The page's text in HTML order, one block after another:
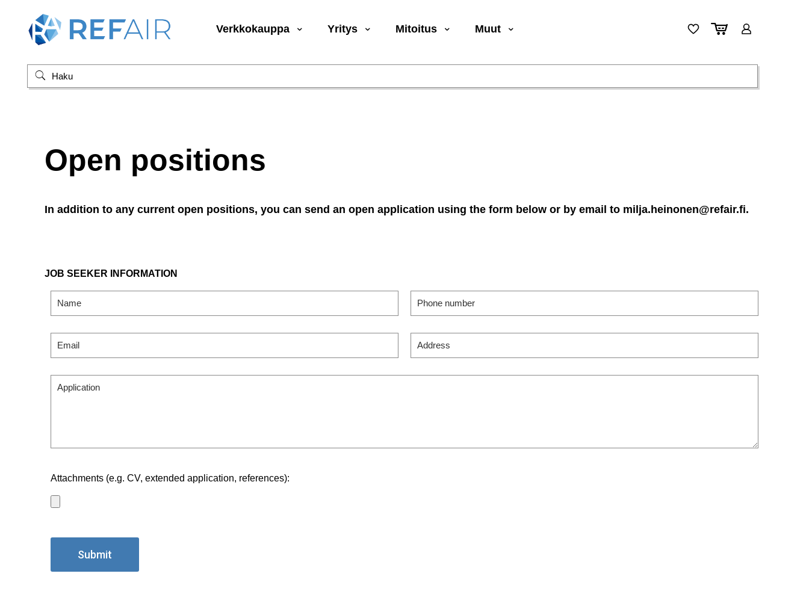
Verkkokauppa Yritys Mitoitus Muut
Open positions
In addition to any current open positions, you can send an open application using the form below or by email to milja.heinonen@refair.fi.
JOB SEEKER INFORMATION
Attachments (e.g. CV, extended application, references):